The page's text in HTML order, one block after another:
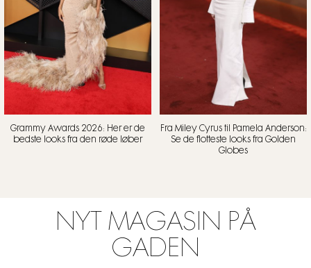
Grammy Awards 2026: Her er de
bedste looks fra den røde løber
Fra Miley Cyrus til Pamela Anderson:
Se de flotteste looks fra Golden
Globes
NYT MAGASIN PÅ
GADEN